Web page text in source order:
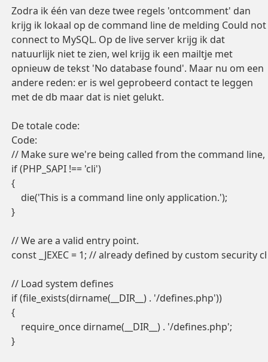
Zodra ik één van deze twee regels 'ontcomment' dan
krijg ik lokaal op de command line de melding Could not
connect to MySQL. Op de live server krijg ik dat
natuurlijk niet te zien, wel krijg ik een mailtje met
opnieuw de tekst 'No database found'. Maar nu om een
andere reden: er is wel geprobeerd contact te leggen
met de db maar dat is niet gelukt.
De totale code:
Code:
// Make sure we're being called from the command
if (PHP_SAPI !== 'cli')
{
    die('This is a command line only application.');
}
// We are a valid entry point.
const _JEXEC = 1; // already defined by custom security
// Load system defines
if (file_exists(dirname(__DIR__) . '/defines.php'))
{
    require_once dirname(__DIR__) . '/defines.php';
}